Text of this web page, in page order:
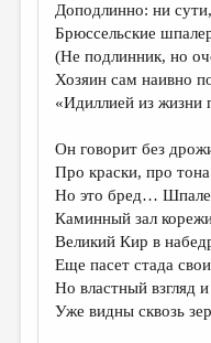
ОТДЕЛЫ И РУБРИКИ
ИЗБРАННОЕ
ДАЙДЖЕСТ
ПРОИЗВЕДЕНИЯ
ПЕРЕВОДЫ
КОНКУРСЫ
ДЕТСКАЯ КОМНАТА
КНИЖНАЯ ПОЛКА
Доподлинно: ни
Брюссельские
(Не подлинник, но
Хозяин сам наивно
«Идиллией из жизни
Он говорит без
Про краски, про
Но это бред…
Каминный зал
Великий Кир в
Еще пасет стада
Но властный взгляд
Уже видны сквозь